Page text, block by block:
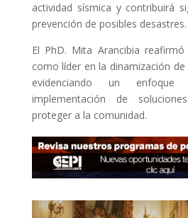
actividad sísmica y contribuirá
prevención de posibles desastres.
El PhD. Mita Arancibia
como líder en la dinamización
evidenciando un
implementación de
proteger a la comunidad.